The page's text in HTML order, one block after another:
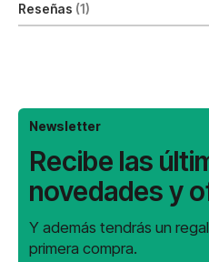
Reseñas 1
Newsletter
Recibe las
novedades y
Y además tendrás un
primera compra.